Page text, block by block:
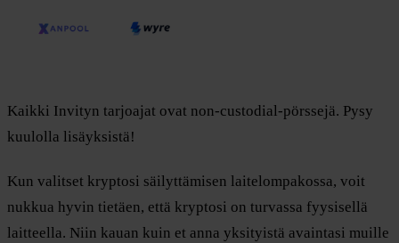
Kaikki Invityn tarjoajat ovat non-custodial-pörssejä. Pysy
kuulolla lisäyksistä!
Kun valitset kryptosi säilyttämisen laitelompakossa, voit
nukkua hyvin tietäen, että kryptosi on turvassa fyysisellä
laitteella. Niin kauan kuin et anna yksityistä avaintasi muille